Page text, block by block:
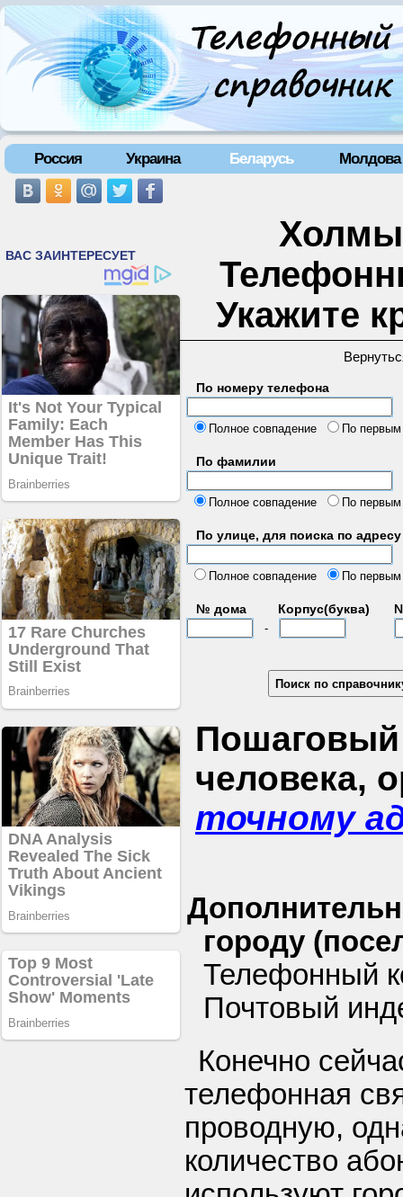
Россия Украина Беларусь Молдова
Холмы
Укажите
По номеру телефона
Полное совпадение
По
По фамилии
Полное совпадение По
По улице, для поиска по адресу
Полное совпадение
По
№ дома Корпус(буква)
-
Пошаговый
человека,
точному
городу
Телефонный
Почтовый
Конечно
телефонная
проводную,
количество